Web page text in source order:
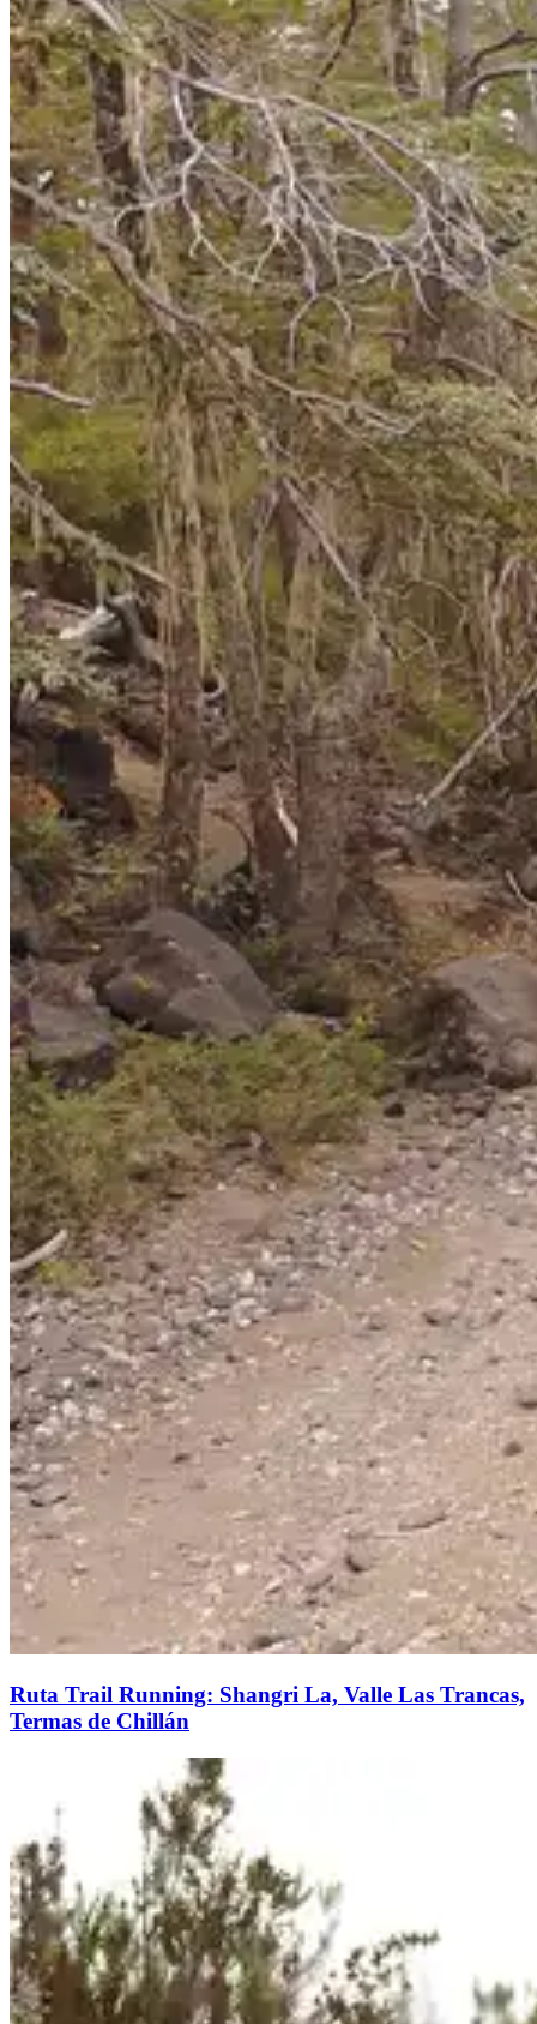
Ruta Trail Running: Shangri La, Valle Las Trancas,
Termas de Chillán